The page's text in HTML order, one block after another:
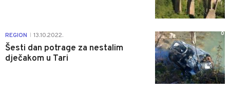
REGION 13.10.2022.
Šesti dan potrage za nestalim
dječakom u Tari
0